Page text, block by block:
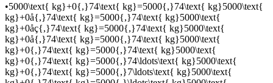
•5000\text{ kg}+0{,}74\text{ kg}=5000{,}74\text{ kg}5000\text{
kg}+0å{,}74\text{ kg}=5000{,}74\text{ kg}5000\text{
kg}+0åç{,}74\text{ kg}=5000{,}74\text{ kg}5000\text{
kg}+0å{,}74\text{ kg}=5000{,}74\text{ kg}5000\text{
kg}+0{,}74\text{ kg}=5000{,}74\text{ kg}5000\text{
kg}+0{,}74\text{ kg}=5000{,}74\ldots\text{ kg}5000\text{
kg}+0{,}74\text{ kg}=5000{,}7\ldots\text{ kg}5000\text{